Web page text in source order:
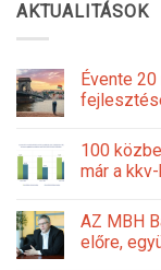
AKTUALITÁSOK
Évente
100
már a
AZ MBH
előre,